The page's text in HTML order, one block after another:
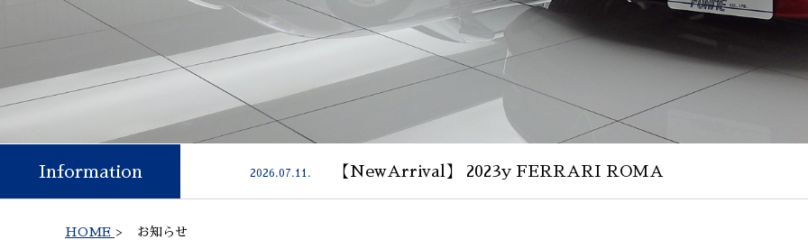
Information 2026.07.11. 【NewArrival】 2023y FERRARI ROMA
HOME > お知らせ